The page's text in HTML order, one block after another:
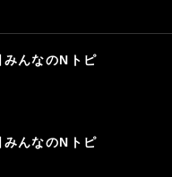
んなのNトピ
んなのNトピ